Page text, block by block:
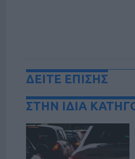
ΔΕΙΤΕ ΕΠΙΣΗΣ
ΣΤΗΝ ΙΔΙΑ